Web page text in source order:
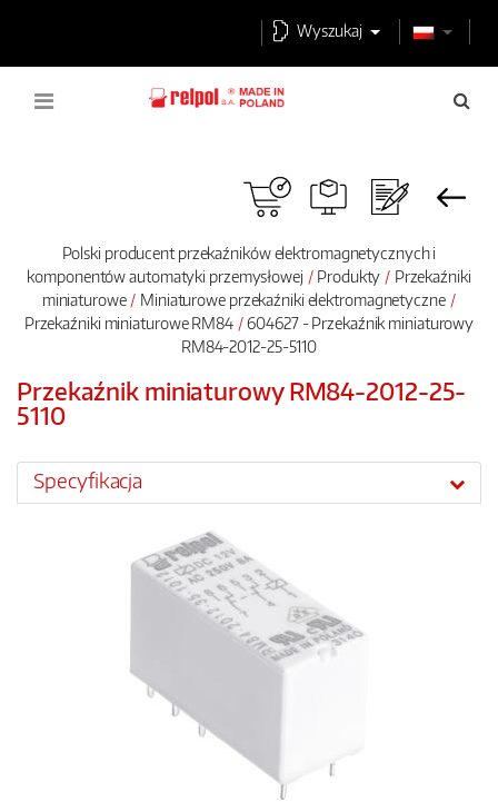
Wyszukaj
Polski producent przekaźników elektromagnetycznych i
komponentów automatyki przemysłowej
Produkty
Przekaźniki
miniaturowe
Miniaturowe przekaźniki elektromagnetyczne
Przekaźniki miniaturowe RM84
604627 - Przekaźnik miniaturowy
RM84-2012-25-5110
Przekaźnik miniaturowy RM84-2012-25-
5110
Specyfikacja